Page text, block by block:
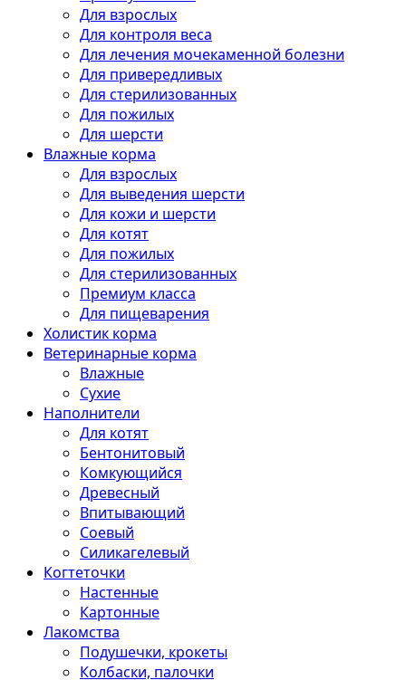
Для взрослых
Для контроля веса
Для лечения мочекаменной болезни
Для привередливых
Для стерилизованных
Для пожилых
Для шерсти
Влажные корма
Для взрослых
Для выведения шерсти
Для кожи и шерсти
Для котят
Для пожилых
Для стерилизованных
Премиум класса
Для пищеварения
Холистик корма
Ветеринарные корма
Влажные
Сухие
Наполнители
Для котят
Бентонитовый
Комкующийся
Древесный
Впитывающий
Соевый
Силикагелевый
Когтеточки
Настенные
Картонные
Лакомства
Подушечки, крокеты
Колбаски, палочки